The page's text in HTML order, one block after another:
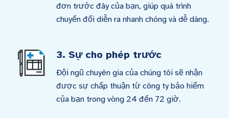
đơn trước đây của bạn, giúp quá trình
chuyển đổi diễn ra nhanh chóng và dễ dàng.
3. Sự cho phép trước
Đội ngũ chuyên gia của chúng tôi sẽ nhận
được sự chấp thuận từ công ty bảo hiểm
của bạn trong vòng 24 đến 72 giờ.